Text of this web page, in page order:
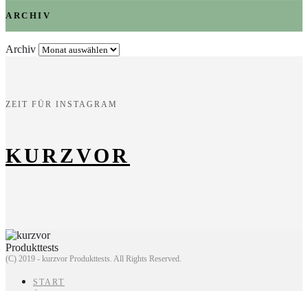
ARCHIV
Archiv
ZEIT FÜR INSTAGRAM
KURZVOR
(C) 2019 - kurzvor Produkttests. All Rights Reserved.
START